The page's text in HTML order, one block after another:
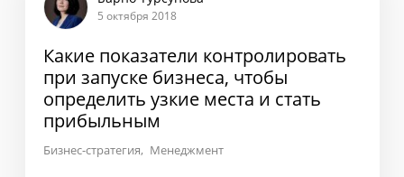
5 октября 2018
Какие показатели контролировать
при запуске бизнеса, чтобы
определить узкие места и стать
прибыльным
Бизнес-стратегия Менеджмент